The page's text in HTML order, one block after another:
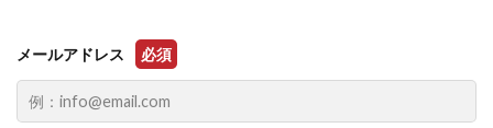
メールアドレス 必須